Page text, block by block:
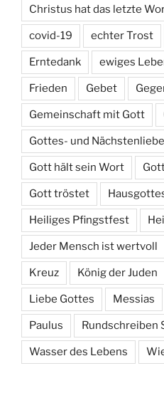
Christus hat das letzte
covid-19 echter Trost
Erntedank ewiges
Frieden Gebet
Gemeinschaft mit Gott
Gottes- und Nächstenliebe
Gott hält sein Wort
Gott tröstet
Heiliges Pfingstfest
Jeder Mensch ist wertvoll
Kreuz König der Juden
Liebe Gottes Messias
Paulus Rundschreiben
Wasser des Lebens